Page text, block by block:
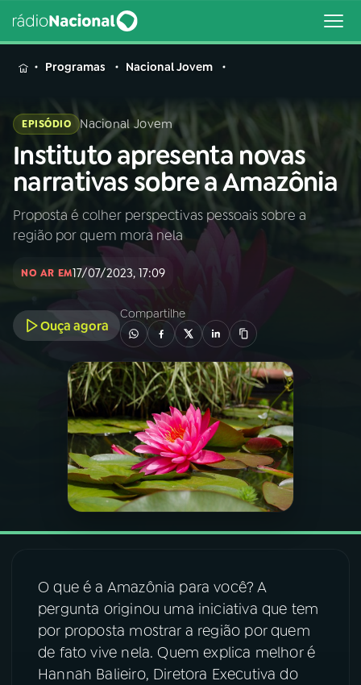
MENU
Buscar
na
Rádio
Nacional
Buscar
AO VIVO
PROGRAMAÇÃO
PROGRAMAS
PODCASTS
07ÚLTIMAS
FESTIVAL DE MÚSICA
Programas Nacional Jovem
EPISÓDIO Nacional Jovem
Instituto apresenta novas
narrativas sobre a Amazônia
Proposta é colher perspectivas pessoais sobre a
região por quem mora nela
NO AR EM17/07/2023, 17:09
Ouça agora
Compartilhe
O que é a Amazônia para você? A
pergunta originou uma iniciativa que tem
por proposta mostrar a região por quem
de fato vive nela. Quem explica melhor é
Hannah Balieiro, Diretora Executiva do